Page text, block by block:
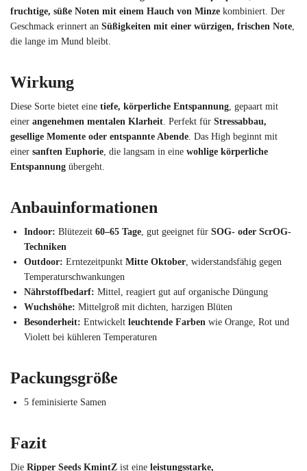
fruchtige, süße Noten mit einem Hauch von Minze kombiniert. Der
Geschmack erinnert an Süßigkeiten mit einer würzigen, frischen Note,
die lange im Mund bleibt.
Wirkung
Diese Sorte bietet eine tiefe, körperliche Entspannung, gepaart mit
einer angenehmen mentalen Klarheit. Perfekt für Stressabbau,
gesellige Momente oder entspannte Abende. Das High beginnt mit
einer sanften Euphorie, die langsam in eine wohlige körperliche
Entspannung übergeht.
Anbauinformationen
Indoor: Blütezeit 60–65 Tage, gut geeignet für SOG- oder ScrOG-
Techniken
Outdoor: Erntezeitpunkt Mitte Oktober, widerstandsfähig gegen
Temperaturschwankungen
Nährstoffbedarf: Mittel, reagiert gut auf organische Düngung
Wuchshöhe: Mittelgroß mit dichten, harzigen Blüten
Besonderheit: Entwickelt leuchtende Farben wie Orange, Rot und
Violett bei kühleren Temperaturen
Packungsgröße
5 feminisierte Samen
Fazit
Die Ripper Seeds KmintZ ist eine leistungsstarke,